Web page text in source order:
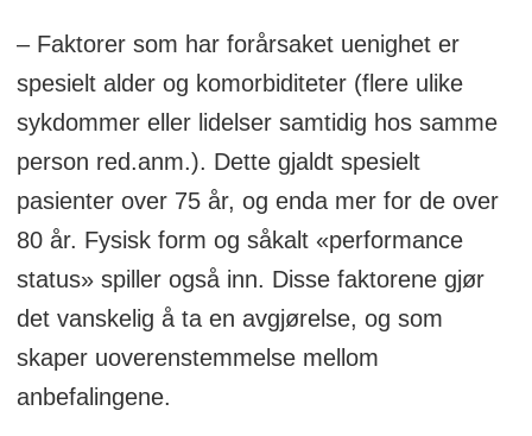
– Faktorer som har forårsaket uenighet er
spesielt alder og komorbiditeter (flere ulike
sykdommer eller lidelser samtidig hos samme
person red.anm.). Dette gjaldt spesielt
pasienter over 75 år, og enda mer for de over
80 år. Fysisk form og såkalt «performance
status» spiller også inn. Disse faktorene gjør
det vanskelig å ta en avgjørelse, og som
skaper uoverenstemmelse mellom
anbefalingene.